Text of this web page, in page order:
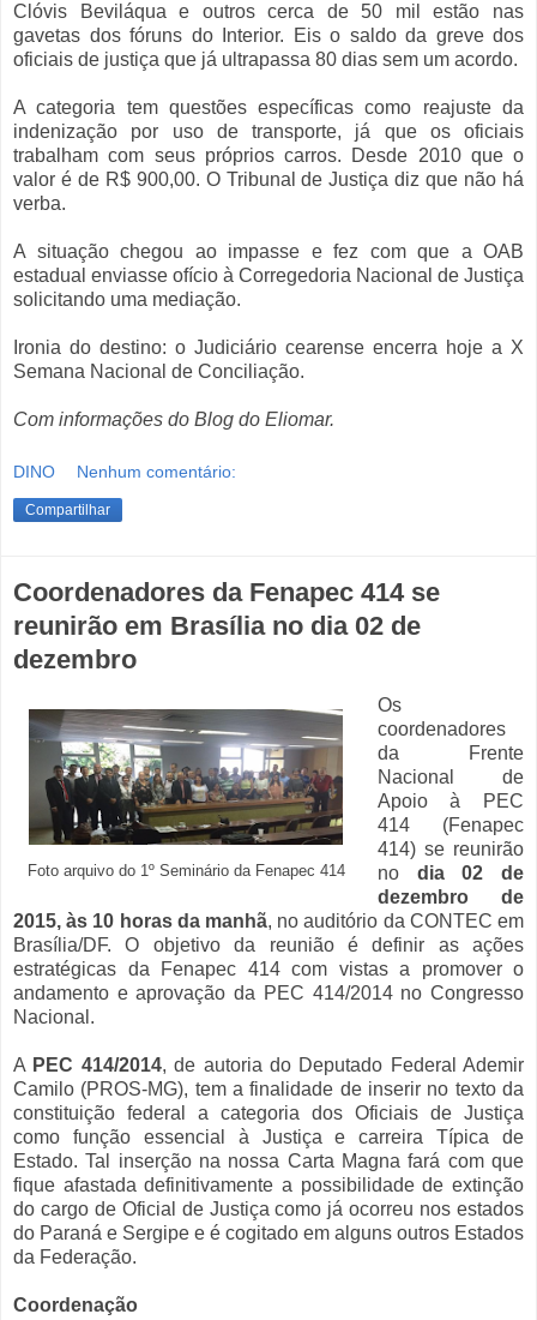
Clóvis Beviláqua e outros cerca de 50 mil estão nas
gavetas dos fóruns do Interior. Eis o saldo da greve dos
oficiais de justiça que já ultrapassa 80 dias sem um acordo.
A categoria tem questões específicas como reajuste da
indenização por uso de transporte, já que os oficiais
trabalham com seus próprios carros. Desde 2010 que o
valor é de R$ 900,00. O Tribunal de Justiça diz que não há
verba.
A situação chegou ao impasse e fez com que a OAB
estadual enviasse ofício à Corregedoria Nacional de Justiça
solicitando uma mediação.
Ironia do destino: o Judiciário cearense encerra hoje a X
Semana Nacional de Conciliação.
Com informações do Blog do Eliomar.
DINO Nenhum comentário:
Compartilhar
Coordenadores da Fenapec 414 se
reunirão em Brasília no dia 02 de
dezembro
Foto arquivo do 1º Seminário da Fenapec 414
Os
coordenadores
da Frente
Nacional de
Apoio à PEC
414 (Fenapec
414) se reunirão
no dia 02 de
dezembro de
2015, às 10 horas da manhã, no auditório da CONTEC em
Brasília/DF. O objetivo da reunião é definir as ações
estratégicas da Fenapec 414 com vistas a promover o
andamento e aprovação da PEC 414/2014 no Congresso
Nacional.
A PEC 414/2014, de autoria do Deputado Federal Ademir
Camilo (PROS-MG), tem a finalidade de inserir no texto da
constituição federal a categoria dos Oficiais de Justiça
como função essencial à Justiça e carreira Típica de
Estado. Tal inserção na nossa Carta Magna fará com que
fique afastada definitivamente a possibilidade de extinção
do cargo de Oficial de Justiça como já ocorreu nos estados
do Paraná e Sergipe e é cogitado em alguns outros Estados
da Federação.
Coordenação